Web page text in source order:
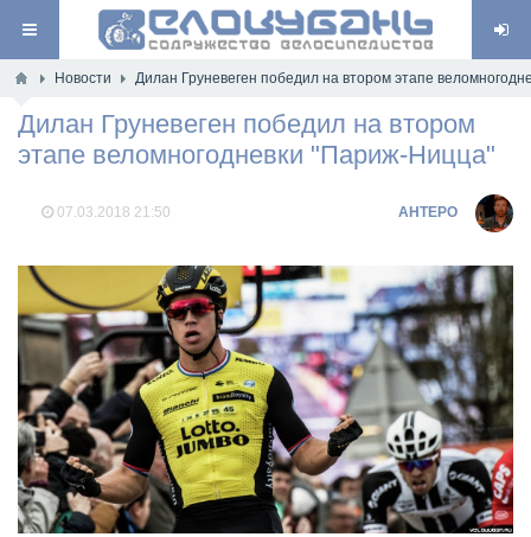
Новости Дилан Груневеген победил на втором этапе
Дилан Груневеген победил на втором
этапе веломногодневки "Париж-Ницца"
07.03.2018 21:50 AHTEPO